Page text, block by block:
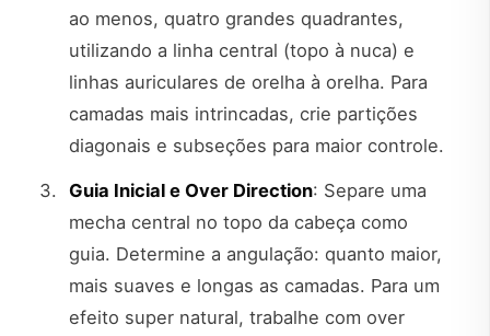
ao menos, quatro grandes quadrantes,
utilizando a linha central (topo à nuca) e
linhas auriculares de orelha à orelha. Para
camadas mais intrincadas, crie partições
diagonais e subseções para maior controle.
Guia Inicial e Over Direction: Separe uma
mecha central no topo da cabeça como
guia. Determine a angulação: quanto maior,
mais suaves e longas as camadas. Para um
efeito super natural, trabalhe com over